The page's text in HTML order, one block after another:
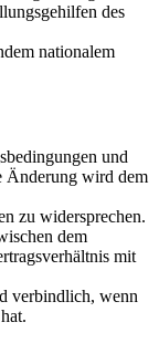
des
nationalem
und
Änderung wird dem
zu widersprechen.
dem
mit
verbindlich, wenn